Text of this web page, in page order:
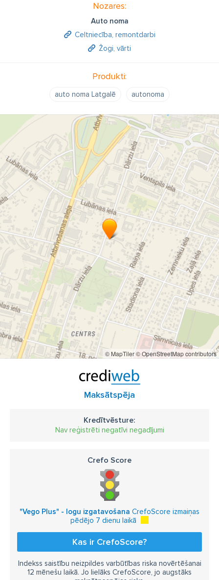
Nozares:
Auto noma
Celtniecība, remontdarbi
Žogi, vārti
Produkti:
auto noma Latgalē autonoma
© MapTiler© OpenStreetMap contributors
Maksātspēja
Kredītvēsture:
Nav reģistrēti negatīvi negadījumi
Crefo Score
"Vego Plus" - logu izgatavošana CrefoScore izmaiņas
pēdējo 7 dienu laikā
Kas ir CrefoScore?
Indekss saistību neizpildes varbūtības riska novērtēšanai
12 mēnešu laikā. Jo lielāks CrefoScore, jo augstāks